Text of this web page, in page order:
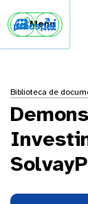
Menu
 
Biblioteca de